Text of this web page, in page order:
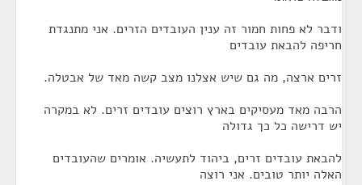
ודבר לא פחות חמור זה ענין העובדים הזרים. אני מתנגדת
חריפה להבאת עובדים
זרים ארצה, מה גם שיש אצלנו מצב קשה מאד של אבטלה.
הרבה מאד מעסיקים בארץ רוצים עובדים זרים. לא במקרה
יש דרישה כל כך גדולה
להבאת עובדים זרים, ביהוד לתעשיה. אומרים שהעובדים
האלה יותר טובים. אני רוצה